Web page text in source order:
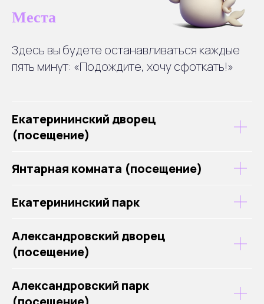
Места
Здесь вы будете останавливаться каждые
пять минут: «Подождите, хочу сфоткать!»
Екатерининский дворец
(посещение)
Янтарная комната (посещение)
Екатерининский парк
Александровский дворец
(посещение)
Александровский парк